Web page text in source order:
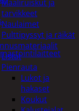
Maaliruiskut ja
tarvikkeet
Naulaimet
Pulttipyssyt ja räikät
Listat
Pienrauta
Lukot ja
hakaset
Koukut